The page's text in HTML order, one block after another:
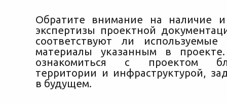
Обратите внимание на наличие и
экспертизы проектной
соответствуют ли используемые
материалы указанным в
ознакомиться с проектом
территории и инфраструктурой,
в будущем.